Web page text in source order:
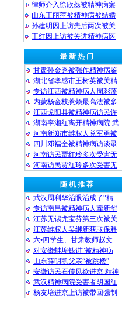
律师介入徐欣蕊被精神病案
山东王丽萍被精神病被结婚
孙建明因上访先后两次被关
王红因上访被关进精神病医
最 新 热 门
甘肃孙金秀被强作精神病鉴
湖北省孝感市王树英被关精
专访江西被精神病人周彩藩
内蒙杨金枝惹烦最高法被多
江西戈阳县被精神病访民许
湖南辜湘红离开精神病院 武
河南新郑市维权人兑军勇被
四川邓福全被精神病访谈录
河南访民贾红玲多次受害无
河南访民贾红玲多次受害无
随 机 推 荐
武汉周利华治眼治成了“精
专访南昌被精神病人龚新华
江苏无锡尤宝芬第三次被关
江苏维权人吴继新获取保释
六•四学生、甘肃教师赵文
对安徽蚌埠钱进“被精神病
山东薛明凯父亲“被跳楼”
安徽访民石传凤欲进京 精神
武汉精神病院受害者胡国红
杨友培进京上访被带回强制